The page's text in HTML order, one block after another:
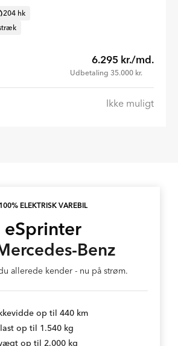
204 hk
6.295 kr./md.
Udbetaling 35.000 kr.
Ikke muligt
100% ELEKTRISK VAREBIL
eSprinter
Benz
allerede kender - nu på strøm.
op til 440 km
op til 1.540 kg
op til 2.000 kg